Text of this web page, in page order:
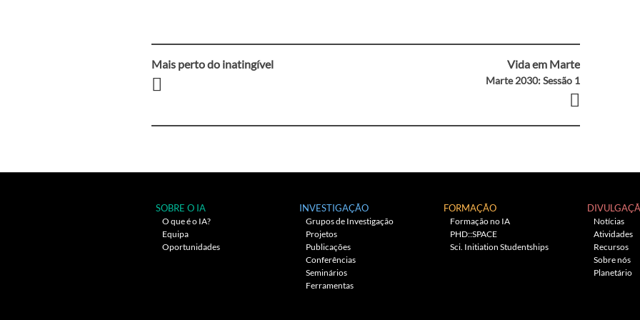
Navegação
artigos
Mais perto do inatingível Vida em Marte
Marte 2030: Sessão 1
SOBRE O IA
O que é o IA?
Equipa
Oportunidades
INVESTIGAÇÃO
Grupos de Investigação
Projetos
Publicações
Conferências
Seminários
Ferramentas
FORMAÇÃO
Formação no IA
PHD::SPACE
Sci. Initiation Studentships
Notícias
Atividades
Recursos
Sobre nós
Planetário